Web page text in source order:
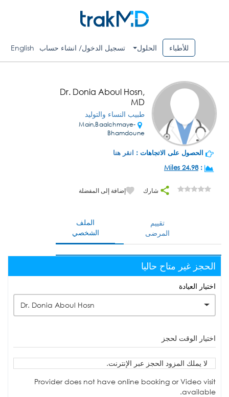
للأطباء الحلول تسجيل الدخول/ انشاء حساب English
Dr. Donia Aboul Hosn,
MD
طبيب النساء والتوليد
Main,Baalchmaye-
Bhamdoune
الحصول على الاتجاهات : انقر هنا
:
24.98 Miles
شارك إضافة إلى المفضلة
الملف
الشخصي
تقييم
المرضى
الحجز غير متاح حاليا
اختيار العيادة
Dr. Donia Aboul Hosn
اختيار الوقت لحجز
لا يملك المزود الحجز عبر الإنترنت.
Provider does not have online booking or Video visit
available.